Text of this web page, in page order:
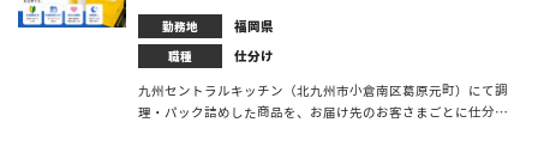
勤務地 福岡県
職種 仕分け
九州セントラルキッチン（北九州市小倉南区葛原元町）にて調
理・パック詰めした商品を、お届け先のお客さまごとに仕分け